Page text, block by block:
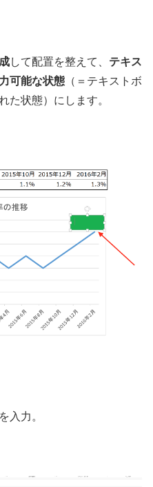
して配置を整えて、 テキス
可能な状態 （＝テキストボ
た状態）にします。
入力。